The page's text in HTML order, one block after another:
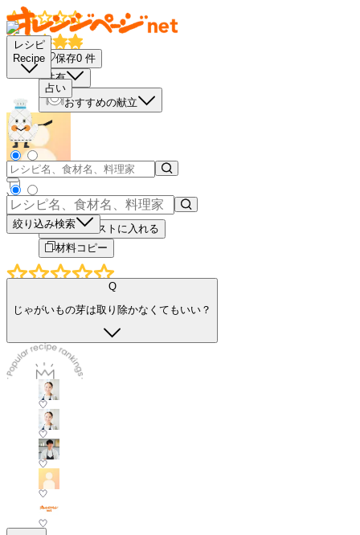
レシピ
Recipe
占い
絞り込み検索
保存0 件
共有
おすすめの献立
－
＋
買い物リストに入れる
材料コピー
Q
じゃがいもの芽は取り除かなくてもいい？